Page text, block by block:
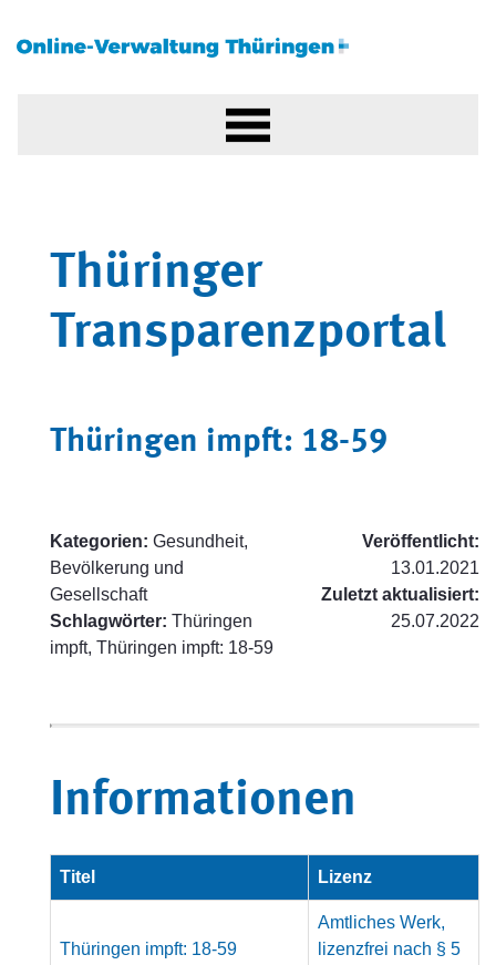
Thüringer
Transparenzportal
Thüringen impft: 18-59
Kategorien: Gesundheit,
Bevölkerung und
Gesellschaft
Schlagwörter: Thüringen
impft, Thüringen impft: 18-59
Veröffentlicht:
13.01.2021
Zuletzt aktualisiert:
25.07.2022
Informationen
Titel Lizenz
Thüringen impft: 18-59
Amtliches Werk,
lizenzfrei nach § 5